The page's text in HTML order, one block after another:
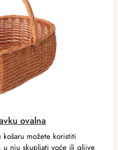
ovalna
možete koristiti
u nju skupljati voće ili gljive